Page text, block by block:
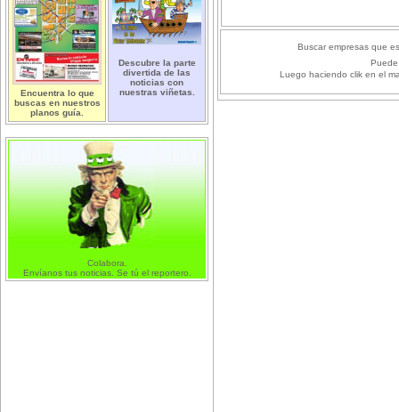
Encuentra lo que
buscas en nuestros
planos guía.
Descubre la parte
divertida de las
noticias con
nuestras viñetas.
Colabora.
Envíanos tus noticias. Se tú el reportero.
Buscar empresas que
Luego haciendo clik en el